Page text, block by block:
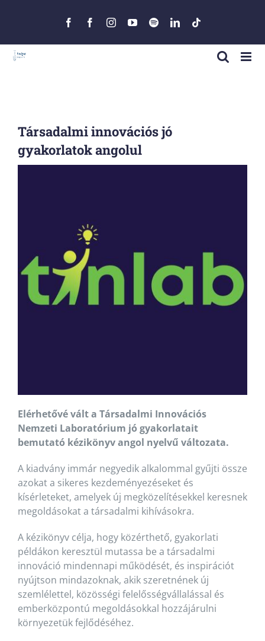
FacebookFacebookInstagramYouTube
SpotifyLinkedIn
Társadalmi innovációs jó
gyakorlatok angolul
Elérhetővé vált a Társadalmi Innovációs
Nemzeti Laboratórium jó gyakorlatait
bemutató kézikönyv angol nyelvű változata.
A kiadvány immár negyedik alkalommal gyűjti össze
azokat a sikeres kezdeményezéseket és
kísérleteket, amelyek új megközelítésekkel keresnek
megoldásokat a társadalmi kihívásokra.
A kézikönyv célja, hogy közérthető, gyakorlati
példákon keresztül mutassa be a társadalmi
innováció mindennapi működését, és inspirációt
nyújtson mindazoknak, akik szeretnének új
szemlélettel, közösségi felelősségvállalással és
emberközpontú megoldásokkal hozzájárulni
környezetük fejlődéséhez.